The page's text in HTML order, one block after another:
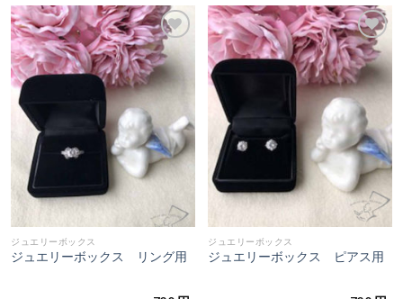
お気
に入
追加
ジュエリーボックス
ジュエリーボックス リング用
お気
に入
追加
ジュエリーボックス
ジュエリーボックス ピアス用